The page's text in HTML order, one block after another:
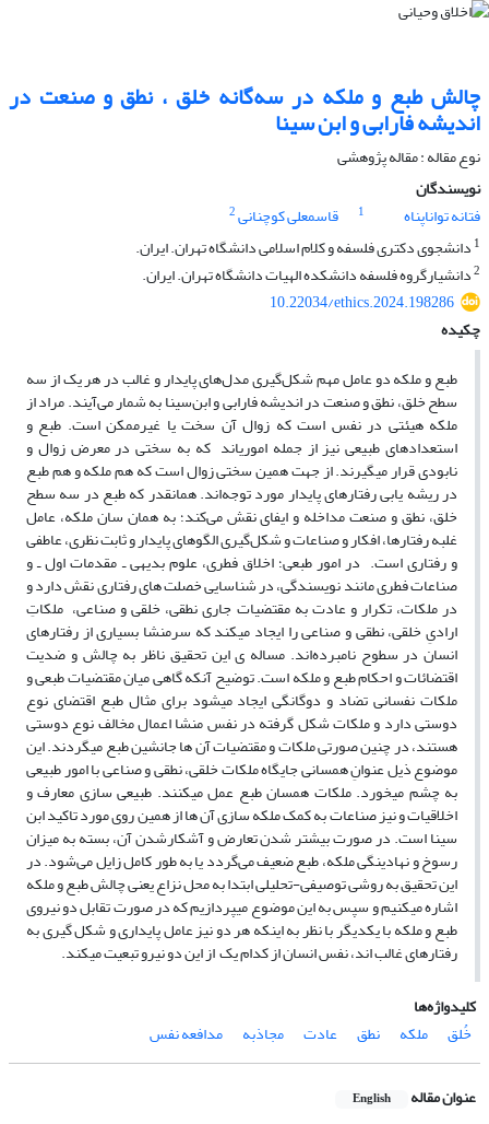
چالش طبع و ملکه در سه‌گانه خلق ، نطق و صنعت در
اندیشه فارابی و ابن سینا
نوع مقاله : مقاله پژوهشی
نویسندگان
فتانه تواناپناه
1 قاسمعلی کوچنانی2
1 دانشجوی دکتری فلسفه و کلام اسلامی دانشگاه تهران. ایران.
2دانشیارگروه فلسفه دانشکده الهیات دانشگاه تهران. ایران.
10.22034/ethics.2024.198286
چکیده
طبع و ملکه دو عامل مهم شکل‌گیری مدل‌های پایدار و غالب در هر یک از سه
سطح خلق، نطق و صنعت در اندیشه فارابی و ابن‌سینا به شمار می‌آیند. مراد از
ملکه هیئتی در نفس است ‏که زوال آن‌ سخت یا غیرممکن است. طبع و
استعدادهای طبیعی نیز از جمله اموری‎اند که به سختی در معرض زوال و
نابودی قرار می‎گیرند. از جهت همین سختی زوال است که هم ملکه و هم طبع
در ریشه یابی رفتارهای پایدار مورد توجه‌اند. همانقدر که طبع در سه سطح
خلق، نطق و صنعت مداخله و ایفای نقش می‌کند؛ به همان سان ملکه، عامل
غلبه رفتارها، افکار و صناعات و شکل‌گیری الگوهای پایدار و ثابت نظری، عاطفی
و رفتاری‌ است. در امور طبعی؛ اخلاق فطری، علوم بدیهی ـ مقدمات اول ـ و
صناعات فطری مانند نویسندگی، در شناسایی خصلت های رفتاری نقش دارد و
در ملکات، تکرار و عادت به مقتضیات جاری نطقی، خلقی و صناعی، ملکاتِ
ارادیِ خلقی، نطقی و صناعی را ایجاد می‎کند که سرمنشا بسیاری از رفتارهای
انسان در سطوح نامبرده‌اند. مساله ی این تحقیق ناظر به چالش و ضدیت
اقتضائات و احکام طبع و ملکه است. توضیح آنکه گاهی میان مقتضیات طبعی و
ملکات نفسانی تضاد و دوگانگی ایجاد می‎شود برای مثال طبع اقتضای نوع
دوستی دارد و ملکات شکل گرفته در نفس منشا اعمال مخالف نوع دوستی
هستند، در چنین صورتی ملکات و مقتضیات آن ها جانشین طبع می‎گردند. این
موضوع ذیل عنوانِ همسانی جایگاه ملکات خلقی، نطقی و صناعی با امور طبیعی
به چشم می‎خورد. ملکات همسان طبع عمل می‎کنند. طبیعی سازی معارف و
اخلاقیات و نیز صناعات به کمک ملکه سازی آن ها از همین روی مورد تاکید ابن
سینا است. در صورت بیشتر شدن تعارض و آشکارشدن آن، بسته به میزان
رسوخ و نهادینگی ملکه، طبع ضعیف می‌گردد یا به طور کامل زایل می‌شود. در
این تحقیق به روشی توصیفی-تحلیلی ابتدا به محل نزاع یعنی چالش طبع و ملکه
اشاره می‎کنیم و سپس به این موضوع می‎پردازیم که در صورت تقابل دو نیروی
طبع و ملکه با یکدیگر با نظر به اینکه هر دو نیز عامل پایداری و شکل گیری به
رفتارهای غالب اند، نفس انسان از کدام یک از این دو نیرو تبعیت می‎کند.
کلیدواژه‌ها
خُلق
ملکه نطق عادت مجاذبه مدافعه نفس
عنوان مقاله English